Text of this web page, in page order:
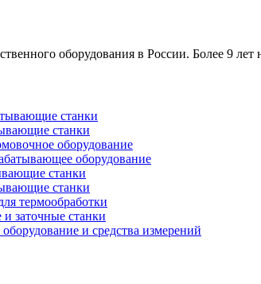
оборудования в России. Более 9
станки
станки
оборудование
оборудование
станки
станки
термообработки
заточные станки
и средства измерений